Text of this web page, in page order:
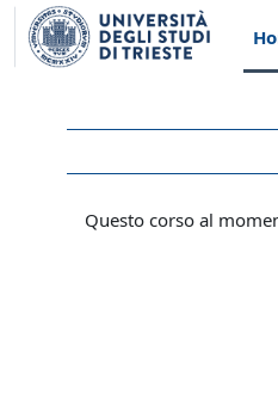
Vai al contenuto principale
Questo corso al